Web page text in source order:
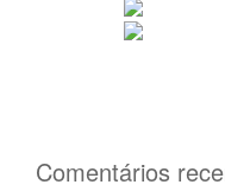
Comentários